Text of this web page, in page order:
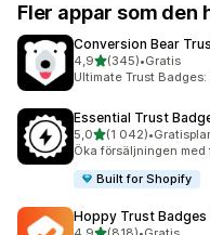
Fler appar som den
Conversion Bear
4,9av 5 stjärnor
(345)
345 recensioner totalt
•Gratis
Ultimate Trust
Essential Trust
5,0av 5 stjärnor
(1 042)
1042 recensioner totalt
•
Öka försäljningen
Built for Shopify
Hoppy Trust Badges